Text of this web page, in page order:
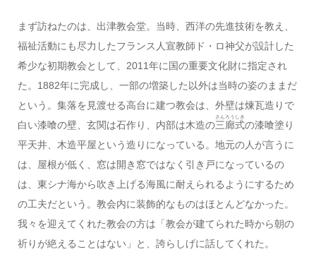
まず訪ねたのは、出津教会堂。当時、西洋の先進技術を教え、
福祉活動にも尽力したフランス人宣教師ド・ロ神父が設計した
希少な初期教会として、2011年に国の重要文化財に指定され
た。1882年に完成し、一部の増築した以外は当時の姿のままだ
という。集落を見渡せる高台に建つ教会は、外壁は煉瓦造りで
白い漆喰の壁、玄関は石作り、内部は木造の三廊式
さんろうしき
の漆喰塗り
平天井、木造平屋という造りになっている。地元の人が言うに
は、屋根が低く、窓は開き窓ではなく引き戸になっているの
は、東シナ海から吹き上げる海風に耐えられるようにするため
の工夫だという。教会内に装飾的なものはほとんどなかった。
我々を迎えてくれた教会の方は「教会が建てられた時から朝の
祈りが絶えることはない」と、誇らしげに話してくれた。